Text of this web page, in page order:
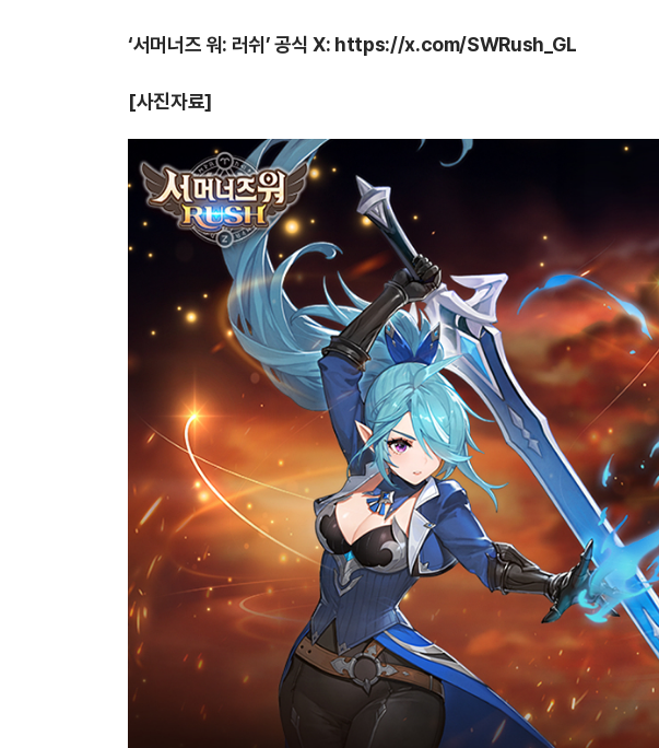
‘서머너즈 워: 러쉬’ 공식 X: https://x.com/SWRush_GL
[사진자료]